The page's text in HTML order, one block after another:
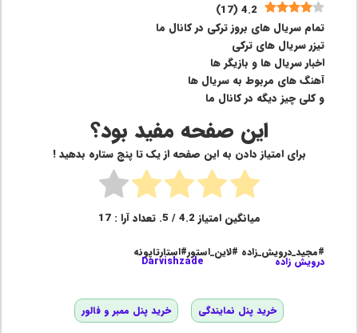
4.2
(
17
)
تمام سریال های بروز ترکی در کانال ما
تیزر سریال های ترکی
اخبار سریال ها و بازیگر ها
آهنگ های مربوط به سریال ها
و کلی چیز دیگه در کانال ما
این صفحه مفید بود؟
برای امتیاز دادن به این صفحه از یک تا پنج ستاره بدهید !
میانگین امتیاز4.2/ 5. تعداد آرا : 17
#مجید_درویش_زاده #لاین_استور#استارتاپونه
درویش زاده Darvishzade
خرید پنل نمایندگی خرید پنل ممبر و فالور